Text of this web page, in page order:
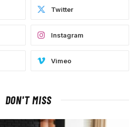
Twitter
Instagram
Vimeo
DON'T MISS